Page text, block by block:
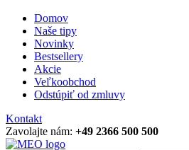
Domov
Naše tipy
Novinky
Bestsellery
Akcie
Veľkoobchod
Odstúpiť od zmluvy
Kontakt
Zavolajte nám: +49 2366 500 500